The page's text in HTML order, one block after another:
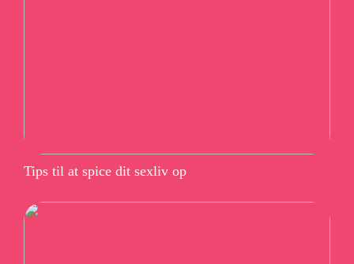
Tips til at spice dit sexliv op